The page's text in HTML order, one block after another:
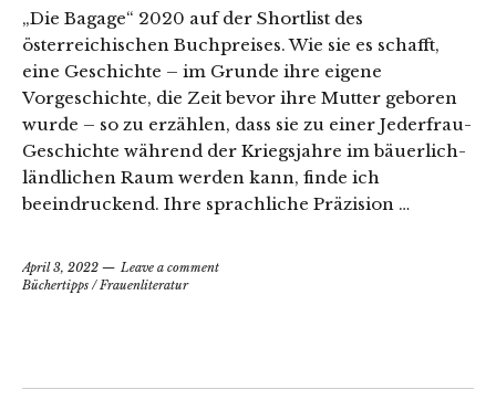
„Die Bagage“ 2020 auf der Shortlist des
österreichischen Buchpreises. Wie sie es schafft,
eine Geschichte – im Grunde ihre eigene
Vorgeschichte, die Zeit bevor ihre Mutter geboren
wurde – so zu erzählen, dass sie zu einer Jederfrau-
Geschichte während der Kriegsjahre im bäuerlich-
ländlichen Raum werden kann, finde ich
beeindruckend. Ihre sprachliche Präzision …
April 3, 2022
Leave a comment
Büchertipps /Frauenliteratur